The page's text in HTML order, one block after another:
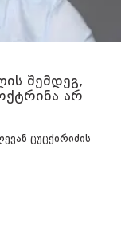
შემდეგ,
არ
ცუცქირიძის